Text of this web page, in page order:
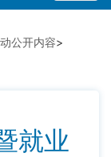
公开内容>
就业